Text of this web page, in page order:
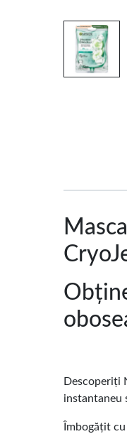
Descoperiți
instantaneu
Îmbogățit